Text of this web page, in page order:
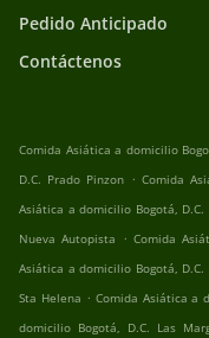
Pedido Anticipado
Contáctenos
Comida Asiática a domicilio
D.C. Prado Pinzon . Comida
Asiática a domicilio Bogotá, D.C.
Nueva Autopista . Comida
Asiática a domicilio Bogotá, D.C.
Sta Helena . Comida Asiática a
domicilio Bogotá, D.C. Las